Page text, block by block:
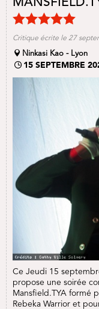
Critique écrite le 27
Ninkasi Kao - Lyon
15 SEPTEMBRE
Ce Jeudi 15
propose une soirée
Mansfield.TYA formé
Rebeka Warrior et